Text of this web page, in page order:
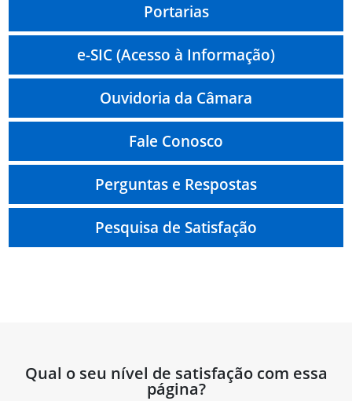
Portarias
e-SIC (Acesso à Informação)
Ouvidoria da Câmara
Fale Conosco
Perguntas e Respostas
Pesquisa de Satisfação
Qual o seu nível de satisfação com essa
página?